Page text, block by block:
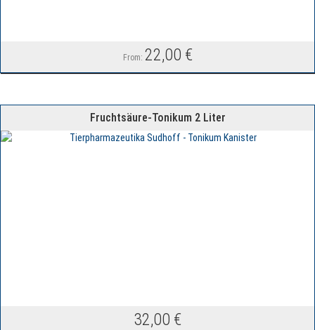
From: 22,00 €
Fruchtsäure-Tonikum 2 Liter
32,00 €